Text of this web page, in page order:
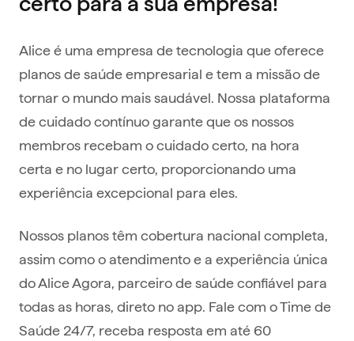
Alice é uma empresa de tecnologia que oferece
planos de saúde empresarial e tem a missão de
tornar o mundo mais saudável. Nossa plataforma
de cuidado contínuo garante que os nossos
membros recebam o cuidado certo, na hora
certa e no lugar certo, proporcionando uma
experiência excepcional para eles.
Nossos planos têm cobertura nacional completa,
assim como o atendimento e a experiência única
do Alice Agora, parceiro de saúde confiável para
todas as horas, direto no app. Fale com o Time de
Saúde 24/7, receba resposta em até 60